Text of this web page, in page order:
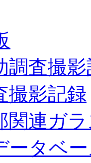
調査撮
撮影記録
関連ガ
ータベ